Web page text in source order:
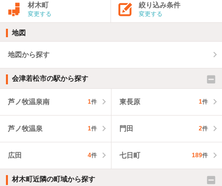
材木町
変更する
絞り込み条件
変更する
地図
地図から探す
会津若松市の駅から探す
芦ノ牧温泉南 1件 東長原 1件
芦ノ牧温泉 1件 門田 2件
広田 4件 七日町 189件
材木町近隣の町域から探す